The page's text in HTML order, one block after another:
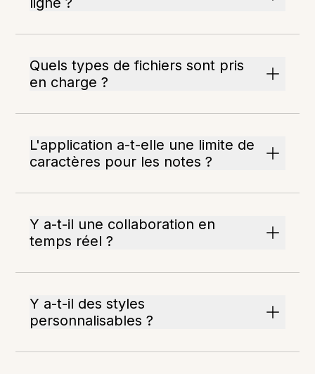
Quels types de fichiers sont pris
en charge ?
L'application a-t-elle une limite de
caractères pour les notes ?
Y a-t-il une collaboration en
temps réel ?
Y a-t-il des styles
personnalisables ?